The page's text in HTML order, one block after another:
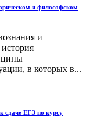
и философском
и
в которых в...
сдаче ЕГЭ по курсу